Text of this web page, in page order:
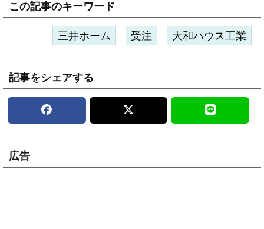
この記事のキーワード
三井ホーム 受注 大和ハウス工業
記事をシェアする
広告